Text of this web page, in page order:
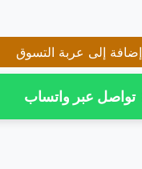
إضافة إلى عربة التسوق
تواصل عبر واتساب